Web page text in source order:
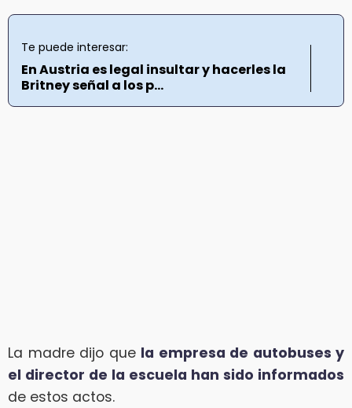
Te puede interesar:
En Austria es legal insultar y hacerles la
Britney señal a los p...
La madre dijo que la empresa de autobuses y
el director de la escuela han sido informados
de estos actos.